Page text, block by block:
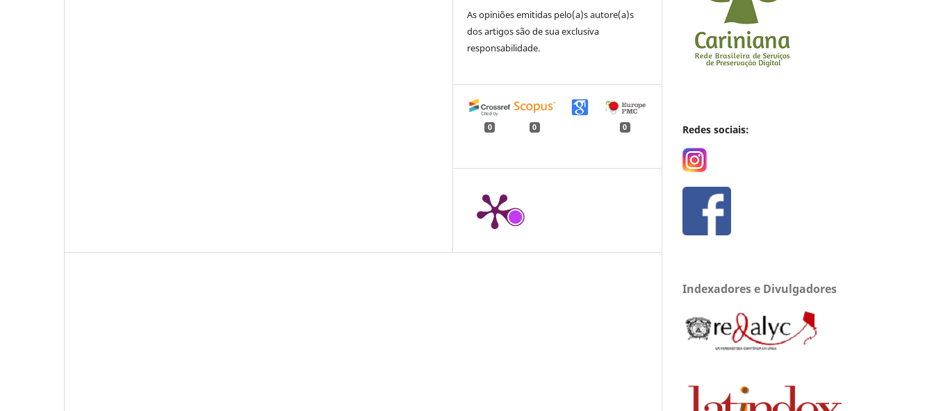
As opiniões emitidas pelo(a)s autore(a)s
dos artigos são de sua exclusiva
responsabilidade.
0 0 0 Redes sociais:
Indexadores e Divulgadores